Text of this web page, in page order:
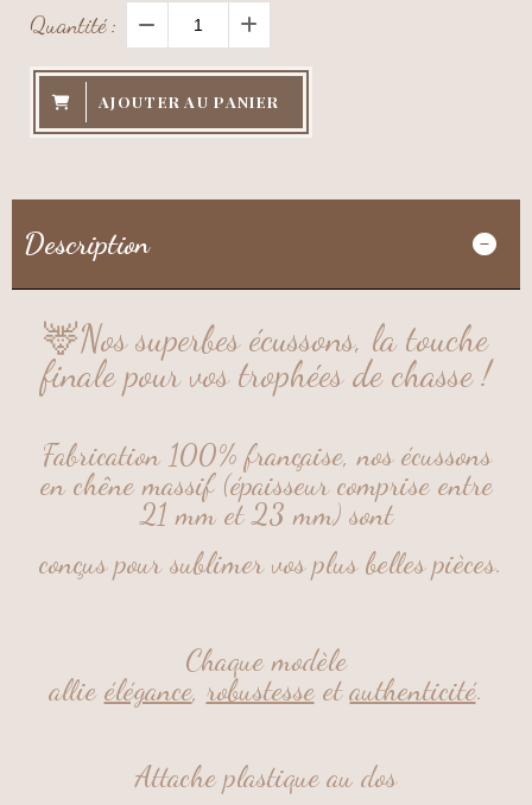
Quantité :
AJOUTER AU PANIER
Description
🦌Nos superbes écussons, la touche
finale pour vos trophées de chasse !
Fabrication 100% française, nos écussons
en chêne massif (épaisseur comprise entre
21 mm et 23 mm) sont
conçus pour sublimer vos plus belles pièces.
Chaque modèle
allie élégance, robustesseetauthenticité.
Attache plastique au dos